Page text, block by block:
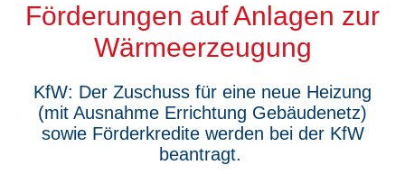
Förderungen auf Anlagen zur
Wärmeerzeugung
KfW: Der Zuschuss für eine neue Heizung
(mit Ausnahme Errichtung Gebäudenetz)
sowie Förderkredite werden bei der KfW
beantragt.